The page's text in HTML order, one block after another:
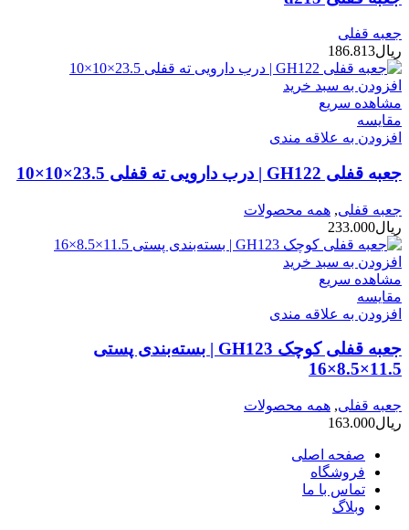
جعبه قفلی
ریال186.813
افزودن به سبد خرید
مشاهده سریع
مقایسه
افزودن به علاقه مندی
جعبه قفلی GH122 | درب دارویی ته قفلی 23.5×10×10
جعبه قفلی, همه محصولات
ریال233.000
افزودن به سبد خرید
مشاهده سریع
مقایسه
افزودن به علاقه مندی
جعبه قفلی کوچک GH123 | بسته‌بندی پستی
11.5×8.5×16
جعبه قفلی, همه محصولات
ریال163.000
صفحه اصلی
فروشگاه
تماس با ما
وبلاگ